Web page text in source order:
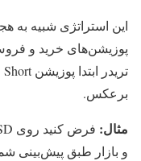
این استراتژی شبیه به
پوزیشن‌های خرید و
برعکس.
مثال:
و بازار طبق پیش‌بینی